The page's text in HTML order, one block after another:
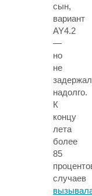
сын,
вариант
AY4.2
—
но
не
надолго.
К
концу
лета
более
85
случаев